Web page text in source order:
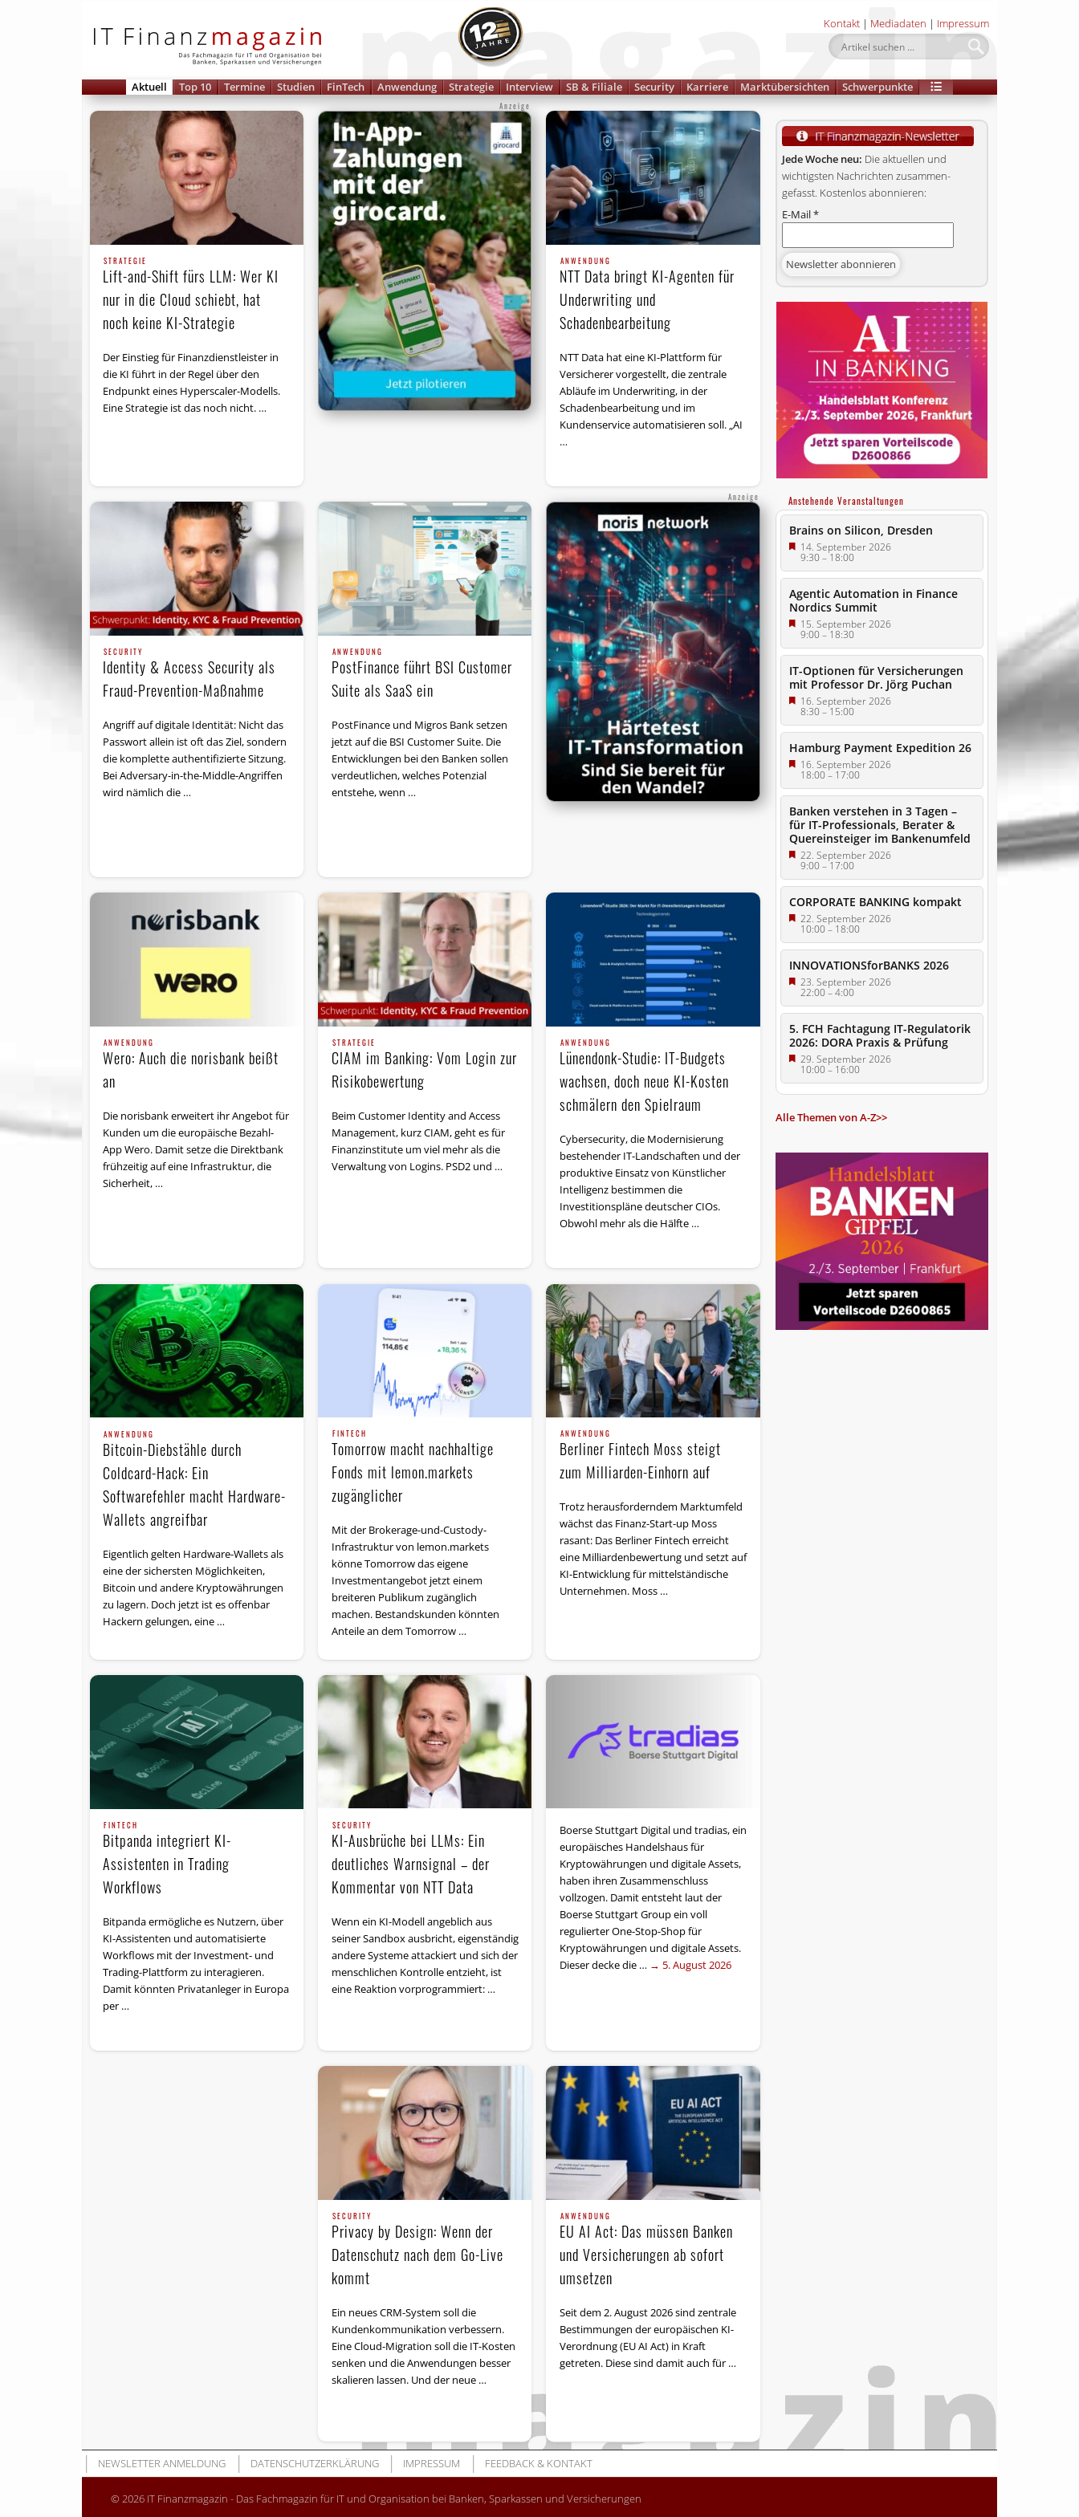
Kontakt | Mediadaten | Impressum
Aktuell Top 10 Termine Studien FinTech Anwendung Strategie Interview SB & Filiale Security Karriere Marktübersichten Schwerpunkte
STRATEGIE
Lift-and-Shift fürs LLM: Wer KI
nur in die Cloud schiebt, hat
noch keine KI-Strategie
Der Einstieg für Finanzdienstleister in
die KI führt in der Regel über den
Endpunkt eines Hyperscaler-Modells.
Eine Strategie ist das noch nicht. …
Anzeige
ANWENDUNG
NTT Data bringt KI-Agenten für
Underwriting und
Schadenbearbeitung
NTT Data hat eine KI-Plattform für
Versicherer vorgestellt, die zentrale
Abläufe im Underwriting, in der
Schadenbearbeitung und im
Kundenservice automatisieren soll. „AI
…
ANWENDUNG
PostFinance führt BSI Customer
Suite als SaaS ein
PostFinance und Migros Bank setzen
jetzt auf die BSI Customer Suite. Die
Entwicklungen bei den Banken sollen
verdeutlichen, welches Potenzial
entstehe, wenn …
SECURITY
Identity & Access Security als
Fraud-Prevention-Maßnahme
Angriff auf digitale Identität: Nicht das
Passwort allein ist oft das Ziel, sondern
die komplette authentifizierte Sitzung.
Bei Adversary-in-the-Middle-Angriffen
wird nämlich die …
Anzeige
STRATEGIE
CIAM im Banking: Vom Login zur
Risikobewertung
Beim Customer Identity and Access
Management, kurz CIAM, geht es für
Finanzinstitute um viel mehr als die
Verwaltung von Logins. PSD2 und …
ANWENDUNG
Lünendonk-Studie: IT-Budgets
wachsen, doch neue KI-Kosten
schmälern den Spielraum
Cybersecurity, die Modernisierung
bestehender IT-Landschaften und der
produktive Einsatz von Künstlicher
Intelligenz bestimmen die
Investitionspläne deutscher CIOs.
Obwohl mehr als die Hälfte …
ANWENDUNG
Wero: Auch die norisbank beißt
an
Die norisbank erweitert ihr Angebot für
Kunden um die europäische Bezahl-
App Wero. Damit setze die Direktbank
frühzeitig auf eine Infrastruktur, die
Sicherheit, …
FINTECH
Tomorrow macht nachhaltige
Fonds mit lemon.markets
zugänglicher
Mit der Brokerage-und-Custody-
Infrastruktur von lemon.markets
könne Tomorrow das eigene
Investmentangebot jetzt einem
breiteren Publikum zugänglich
machen. Bestandskunden könnten
Anteile an dem Tomorrow …
ANWENDUNG
Berliner Fintech Moss steigt
zum Milliarden-Einhorn auf
Trotz herausforderndem Marktumfeld
wächst das Finanz-Start-up Moss
rasant: Das Berliner Fintech erreicht
eine Milliardenbewertung und setzt auf
KI-Entwicklung für mittelständische
Unternehmen. Moss …
ANWENDUNG
Bitcoin-Diebstähle durch
Coldcard-Hack: Ein
Softwarefehler macht Hardware-
Wallets angreifbar
Eigentlich gelten Hardware-Wallets als
eine der sichersten Möglichkeiten,
Bitcoin und andere Kryptowährungen
zu lagern. Doch jetzt ist es offenbar
Hackern gelungen, eine …
SECURITY
KI-Ausbrüche bei LLMs: Ein
deutliches Warnsignal – der
Kommentar von NTT Data
Wenn ein KI-Modell angeblich aus
seiner Sandbox ausbricht, eigenständig
andere Systeme attackiert und sich der
menschlichen Kontrolle entzieht, ist
eine Reaktion vorprogrammiert: …
Boerse Stuttgart Digital und tradias, ein
europäisches Handelshaus für
Kryptowährungen und digitale Assets,
haben ihren Zusammenschluss
vollzogen. Damit entsteht laut der
Boerse Stuttgart Group ein voll
regulierter One-Stop-Shop für
Kryptowährungen und digitale Assets.
Dieser decke die … → 5. August 2026
FINTECH
Bitpanda integriert KI-
Assistenten in Trading
Workflows
Bitpanda ermögliche es Nutzern, über
KI-Assistenten und automatisierte
Workflows mit der Investment- und
Trading-Plattform zu interagieren.
Damit könnten Privatanleger in Europa
per …
SECURITY
Privacy by Design: Wenn der
Datenschutz nach dem Go-Live
kommt
Ein neues CRM-System soll die
Kunden­kommunikation verbessern.
Eine Cloud-Migration soll die IT-Kosten
senken und die Anwendungen besser
skalieren lassen. Und der neue …
ANWENDUNG
EU AI Act: Das müssen Banken
und Versicherungen ab sofort
umsetzen
Seit dem 2. August 2026 sind zentrale
Bestimmungen der europäischen KI-
Verordnung (EU AI Act) in Kraft
getreten. Diese sind damit auch für …
Jede Woche neu: Die aktuellen und
wichtigsten Nachrichten zusammen­
gefasst. Kostenlos abonnieren:
E-Mail*
Anstehende Veranstaltungen
Brains on Silicon, Dresden
14. September 2026
9:30–18:00
Agentic Automation in Finance
Nordics Summit
15. September 2026
9:00–18:30
IT-Optionen für Versicherungen
mit Professor Dr. Jörg Puchan
16. September 2026
8:30–15:00
Hamburg Payment Expedition 26
16. September 2026
18:00– 17:00
Banken verstehen in 3 Tagen –
für IT-Professionals, Berater &
Quereinsteiger im Bankenumfeld
22. September 2026
9:00–17:00
CORPORATE BANKING kompakt
22. September 2026
10:00– 18:00
INNOVATIONSforBANKS 2026
23. September 2026
22:00–4:00
5. FCH Fachtagung IT-Regulatorik
2026: DORA Praxis & Prüfung
29. September 2026
10:00– 16:00
Alle Themen von A-Z>>
NEWSLETTER ANMELDUNG DATENSCHUTZERKLÄRUNG IMPRESSUM FEEDBACK & KONTAKT
© 2026 IT Finanzmagazin - Das Fachmagazin für IT und Organisation bei Banken, Sparkassen und Versicherungen